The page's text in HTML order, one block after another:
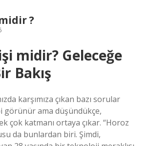
?
midir? Geleceğe
Bakış
karşımıza çıkan bazı sorular
görünür ama düşündükçe,
çok katmanı ortaya çıkar. “Horoz
da bunlardan biri. Şimdi,